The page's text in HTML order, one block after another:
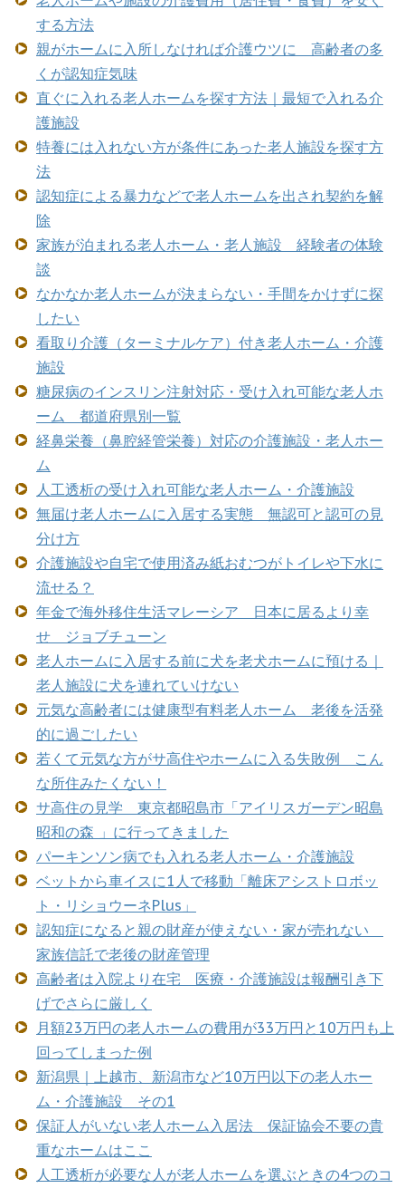
する方法
親がホームに入所しなければ介護ウツに 高齢者の多
くが認知症気味
直ぐに入れる老人ホームを探す方法｜最短で入れる介
護施設
特養には入れない方が条件にあった老人施設を探す方
法
認知症による暴力などで老人ホームを出され契約を解
除
家族が泊まれる老人ホーム・老人施設 経験者の体験
談
なかなか老人ホームが決まらない・手間をかけずに探
したい
看取り介護（ターミナルケア）付き老人ホーム・介護
施設
糖尿病のインスリン注射対応・受け入れ可能な老人ホ
ーム 都道府県別一覧
経鼻栄養（鼻腔経管栄養）対応の介護施設・老人ホー
ム
人工透析の受け入れ可能な老人ホーム・介護施設
無届け老人ホームに入居する実態 無認可と認可の見
分け方
介護施設や自宅で使用済み紙おむつがトイレや下水に
流せる？
年金で海外移住生活マレーシア 日本に居るより幸
せ ジョブチューン
老人ホームに入居する前に犬を老犬ホームに預ける｜
老人施設に犬を連れていけない
元気な高齢者には健康型有料老人ホーム 老後を活発
的に過ごしたい
若くて元気な方がサ高住やホームに入る失敗例 こん
な所住みたくない！
サ高住の見学 東京都昭島市「アイリスガーデン昭島
昭和の森 」に行ってきました
パーキンソン病でも入れる老人ホーム・介護施設
ベットから車イスに1人で移動「離床アシストロボッ
ト・リショウーネPlus」
認知症になると親の財産が使えない・家が売れない
家族信託で老後の財産管理
高齢者は入院より在宅 医療・介護施設は報酬引き下
げでさらに厳しく
月額23万円の老人ホームの費用が33万円と10万円も上
回ってしまった例
新潟県｜上越市、新潟市など10万円以下の老人ホー
ム・介護施設 その1
保証人がいない老人ホーム入居法 保証協会不要の貴
重なホームはここ
人工透析が必要な人が老人ホームを選ぶときの4つのコ